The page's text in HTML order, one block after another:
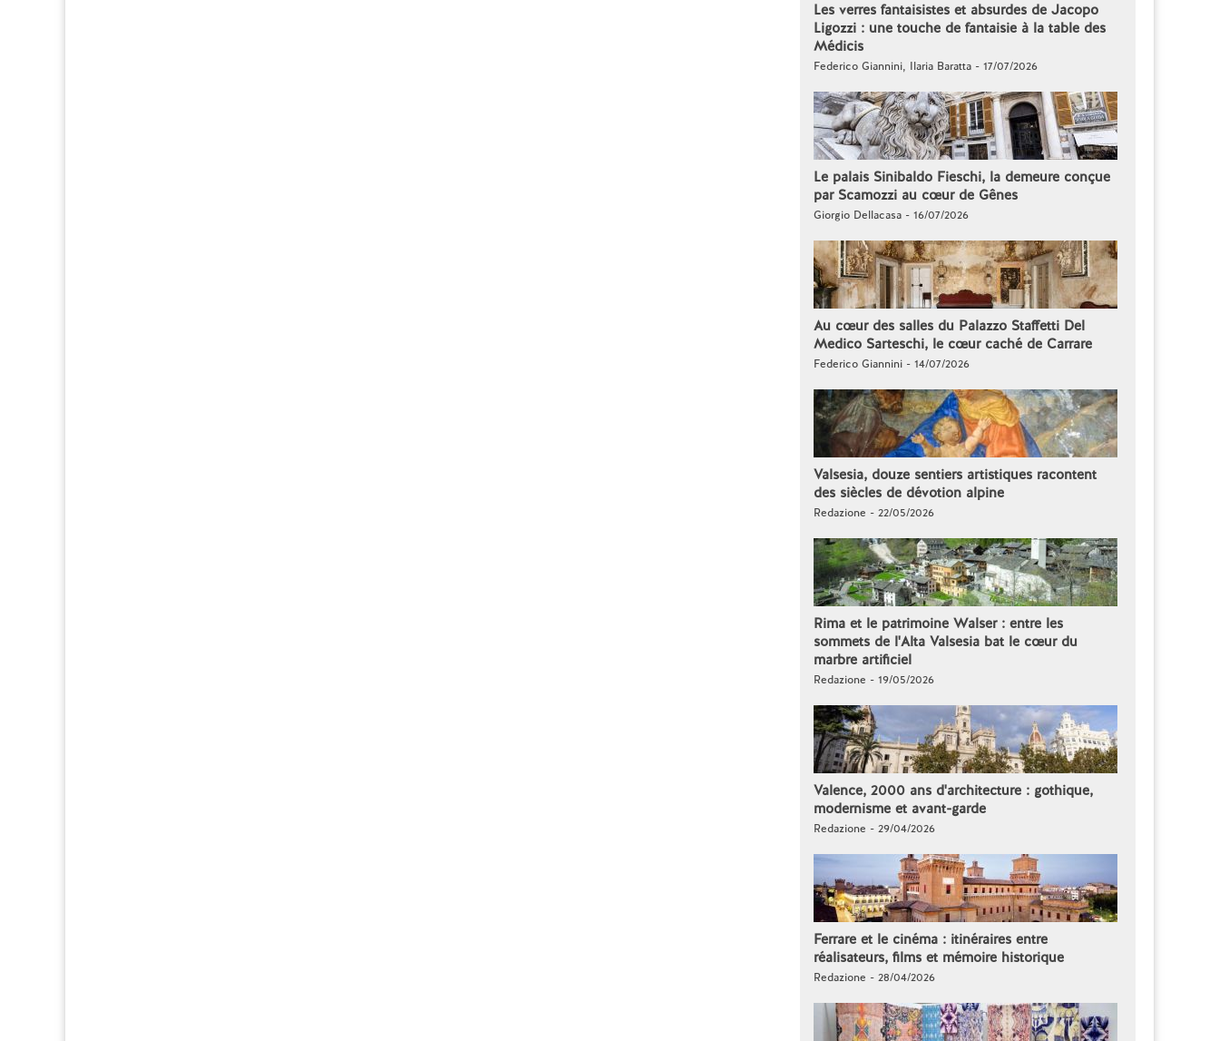
Les verres fantaisistes et absurdes de Jacopo
Ligozzi : une touche de fantaisie à la table des
Médicis
Federico Giannini, Ilaria Baratta - 17/07/2026
Le palais Sinibaldo Fieschi, la demeure conçue
par Scamozzi au cœur de Gênes
Giorgio Dellacasa - 16/07/2026
Au cœur des salles du Palazzo Staffetti Del
Medico Sarteschi, le cœur caché de Carrare
Federico Giannini - 14/07/2026
Valsesia, douze sentiers artistiques racontent
des siècles de dévotion alpine
Redazione - 22/05/2026
Rima et le patrimoine Walser : entre les
sommets de l'Alta Valsesia bat le cœur du
marbre artificiel
Redazione - 19/05/2026
Valence, 2000 ans d'architecture : gothique,
modernisme et avant-garde
Redazione - 29/04/2026
Ferrare et le cinéma : itinéraires entre
réalisateurs, films et mémoire historique
Redazione - 28/04/2026